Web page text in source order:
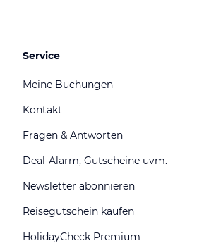
Service
Meine Buchungen
Kontakt
Fragen & Antworten
Deal-Alarm, Gutscheine uvm.
Newsletter abonnieren
Reisegutschein kaufen
HolidayCheck Premium